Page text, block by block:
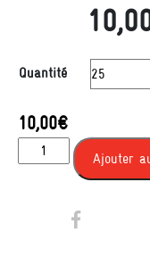
Quantité
10,00€
quantité de Refuser
Ajouter